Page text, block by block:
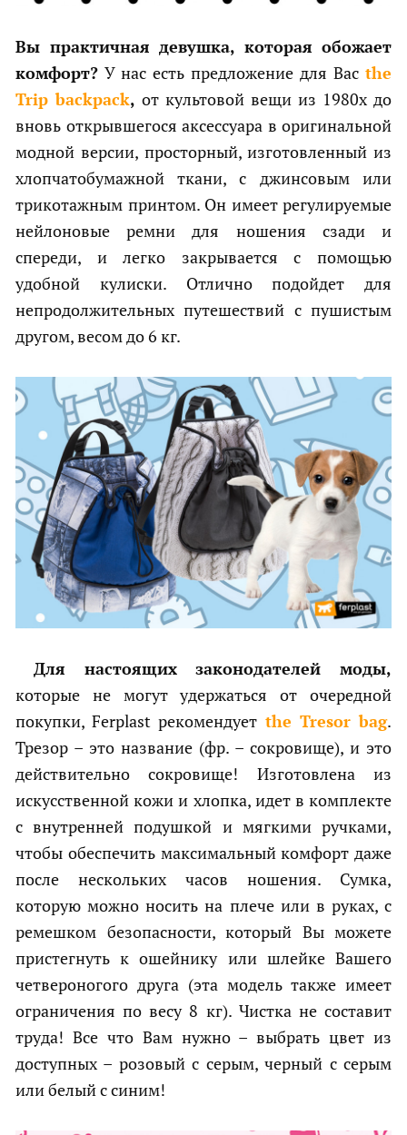
Вы практичная девушка, которая обожает
комфорт? У нас есть предложение для Вас the
Trip backpack, от культовой вещи из 1980х до
вновь открывшегося аксессуара в оригинальной
модной версии, просторный, изготовленный из
хлопчатобумажной ткани, с джинсовым или
трикотажным принтом. Он имеет регулируемые
нейлоновые ремни для ношения сзади и
спереди, и легко закрывается с помощью
удобной кулиски. Отлично подойдет для
непродолжительных путешествий с пушистым
другом, весом до 6 кг.
Для настоящих законодателей моды,
которые не могут удержаться от очередной
покупки, Ferplast рекомендует the Tresor bag.
Трезор – это название (фр. – сокровище), и это
действительно сокровище! Изготовлена из
искусственной кожи и хлопка, идет в комплекте
с внутренней подушкой и мягкими ручками,
чтобы обеспечить максимальный комфорт даже
после нескольких часов ношения. Сумка,
которую можно носить на плече или в руках, с
ремешком безопасности, который Вы можете
пристегнуть к ошейнику или шлейке Вашего
четвероногого друга (эта модель также имеет
ограничения по весу 8 кг). Чистка не составит
труда! Все что Вам нужно – выбрать цвет из
доступных – розовый с серым, черный с серым
или белый с синим!